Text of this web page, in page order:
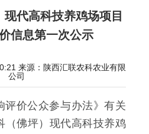
代高科技养鸡场项目
信息第一次公示
来源：陕西汇联农科农业有限
公司
评价公众参与办法》有关
（佛坪）现代高科技养鸡